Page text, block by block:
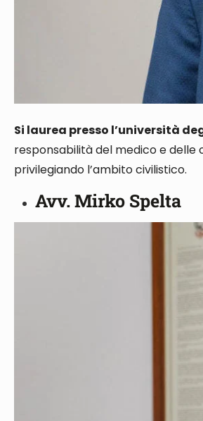
Si laurea presso l’università
responsabilità del medico e
privilegiando l’ambito civilistico.
Avv. Mirko Spelta